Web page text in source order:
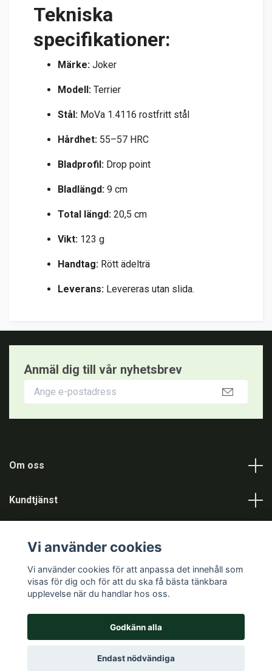
Tekniska
specifikationer:
Märke: Joker
Modell: Terrier
Stål: MoVa 1.4116 rostfritt stål
Hårdhet: 55–57 HRC
Bladprofil: Drop point
Bladlängd: 9 cm
Total längd: 20,5 cm
Vikt: 123 g
Handtag: Rött ädelträ
Leverans: Levereras utan slida.
Anmäl dig till vår nyhetsbrev
Om oss
Kundtjänst
Sociala medier
© 2026 JaktgigantenPowered by Quickbutik
Vi använder cookies
Vi använder cookies för att anpassa det innehåll som
visas för dig och för att du ska få bästa tänkbara
upplevelse när du handlar hos oss.
Godkänn alla
Endast nödvändiga